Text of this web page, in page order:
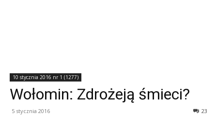
10 stycznia 2016 nr 1 (1277)
Wołomin: Zdrożeją śmieci?
5 stycznia 2016 23